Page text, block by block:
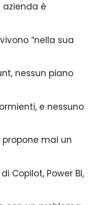
è
“nella sua
nessun piano
e nessuno
mai un
Copilot, Power BI,